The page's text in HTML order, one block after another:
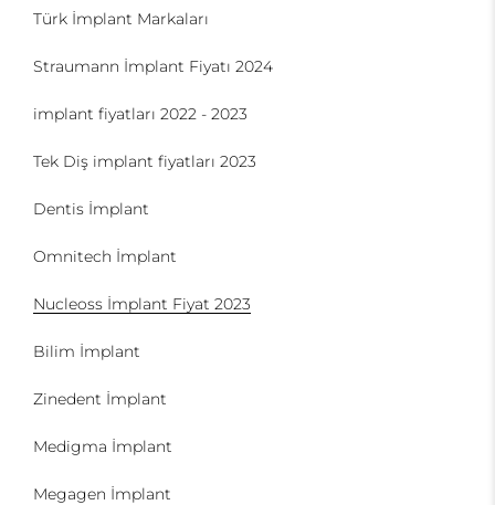
Türk İmplant Markaları
Straumann İmplant Fiyatı 2024
implant fiyatları 2022 - 2023
Tek Diş implant fiyatları 2023
Dentis İmplant
Omnitech İmplant
Nucleoss İmplant Fiyat 2023
Bilim İmplant
Zinedent İmplant
Medigma İmplant
Megagen İmplant